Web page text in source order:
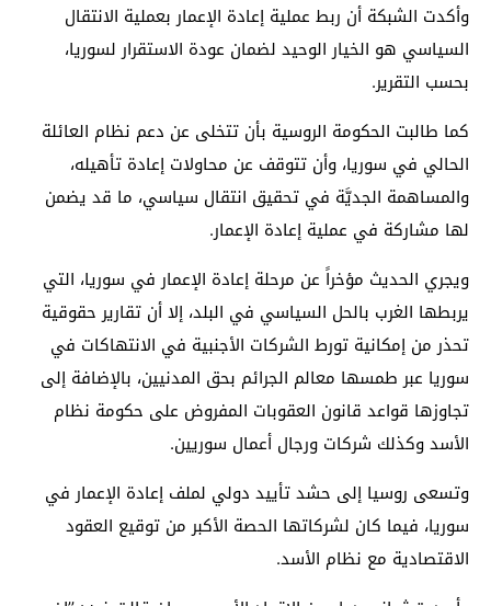
وأكدت الشبكة أن ربط عملية إعادة الإعمار بعملية الانتقال
السياسي هو الخيار الوحيد لضمان عودة الاستقرار لسوريا،
بحسب التقرير.
كما طالبت الحكومة الروسية بأن تتخلى عن دعم نظام العائلة
الحالي في سوريا، وأن تتوقف عن محاولات إعادة تأهيله،
والمساهمة الجديَّة في تحقيق انتقال سياسي، ما قد يضمن
لها مشاركة في عملية إعادة الإعمار.
ويجري الحديث مؤخراً عن مرحلة إعادة الإعمار في سوريا، التي
يربطها الغرب بالحل السياسي في البلد، إلا أن تقارير حقوقية
تحذر من إمكانية تورط الشركات الأجنبية في الانتهاكات في
سوريا عبر طمسها معالم الجرائم بحق المدنيين، بالإضافة إلى
تجاوزها قواعد قانون العقوبات المفروض على حكومة نظام
الأسد وكذلك شركات ورجال أعمال سوريين.
وتسعى روسيا إلى حشد تأييد دولي لملف إعادة الإعمار في
سوريا، فيما كان لشركاتها الحصة الأكبر من توقيع العقود
الاقتصادية مع نظام الأسد.